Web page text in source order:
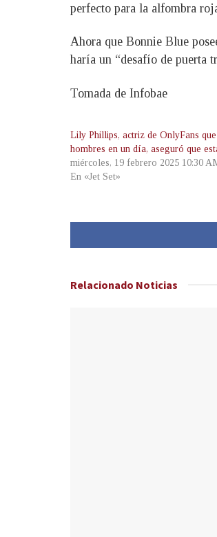
perfecto para la alfombra
Ahora que Bonnie Blue
haría un “desafío de puerta
Tomada de Infobae
Lily Phillips, actriz de OnlyFans
hombres en un día, aseguró que
miércoles, 19 febrero 2025 10:30
En «Jet Set»
Relacionado Noticias